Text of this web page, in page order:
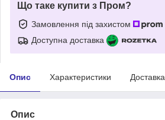
Що таке купити з Пром?
Замовлення під захистом
Доступна доставка
Опис Характеристики Доставка
Опис